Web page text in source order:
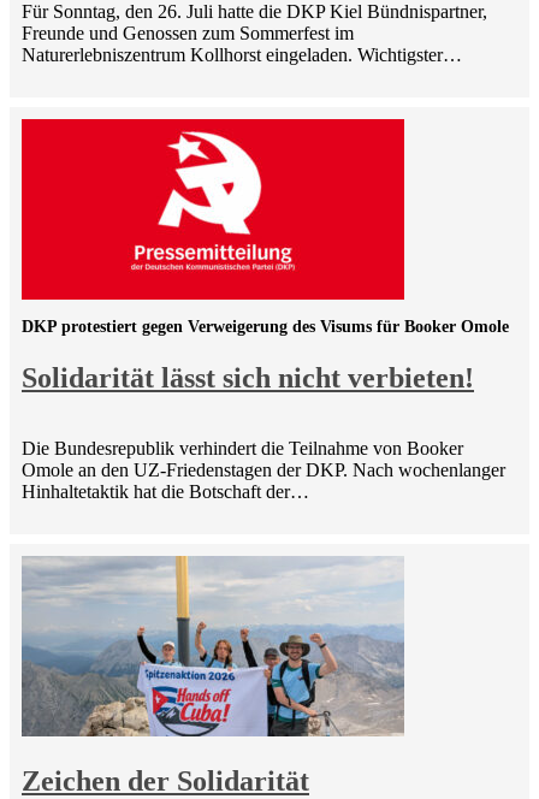
Für Sonntag, den 26. Juli hatte die DKP Kiel Bündnispartner,
Freunde und Genossen zum Sommerfest im
Naturerlebniszentrum Kollhorst eingeladen. Wichtigster…
Solidarität lässt sich nicht verbieten!
DKP protestiert gegen Verweigerung des Visums für Booker Omole
Die Bundesrepublik verhindert die Teilnahme von Booker
Omole an den UZ-Friedenstagen der DKP. Nach wochenlanger
Hinhaltetaktik hat die Botschaft der…
Zeichen der Solidarität